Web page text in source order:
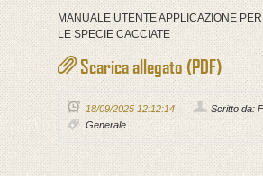
MANUALE UTENTE APPLICAZIONE
LE SPECIE CACCIATE
Scarica allegato (PDF)
18/09/2025 12:12:14
Scritto da:
Generale